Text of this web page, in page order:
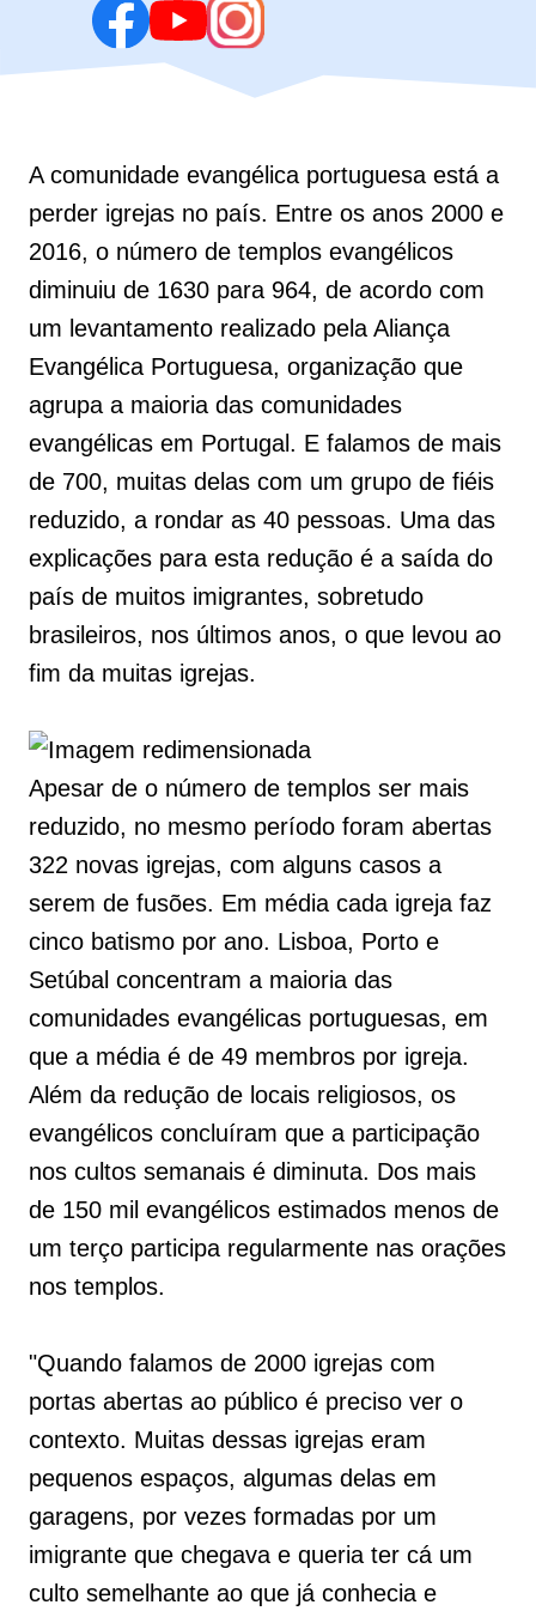
A comunidade evangélica portuguesa está a
perder igrejas no país. Entre os anos 2000 e
2016, o número de templos evangélicos
diminuiu de 1630 para 964, de acordo com
um levantamento realizado pela Aliança
Evangélica Portuguesa, organização que
agrupa a maioria das comunidades
evangélicas em Portugal. E falamos de mais
de 700, muitas delas com um grupo de fiéis
reduzido, a rondar as 40 pessoas. Uma das
explicações para esta redução é a saída do
país de muitos imigrantes, sobretudo
brasileiros, nos últimos anos, o que levou ao
fim da muitas igrejas.
Apesar de o número de templos ser mais
reduzido, no mesmo período foram abertas
322 novas igrejas, com alguns casos a
serem de fusões. Em média cada igreja faz
cinco batismo por ano. Lisboa, Porto e
Setúbal concentram a maioria das
comunidades evangélicas portuguesas, em
que a média é de 49 membros por igreja.
Além da redução de locais religiosos, os
evangélicos concluíram que a participação
nos cultos semanais é diminuta. Dos mais
de 150 mil evangélicos estimados menos de
um terço participa regularmente nas orações
nos templos.
"Quando falamos de 2000 igrejas com
portas abertas ao público é preciso ver o
contexto. Muitas dessas igrejas eram
pequenos espaços, algumas delas em
garagens, por vezes formadas por um
imigrante que chegava e queria ter cá um
culto semelhante ao que já conhecia e